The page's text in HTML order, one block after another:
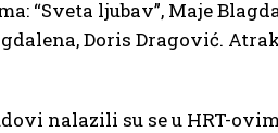
“Sveta ljubav”, Maje
Doris Dragović.
nalazili su se u HRT-